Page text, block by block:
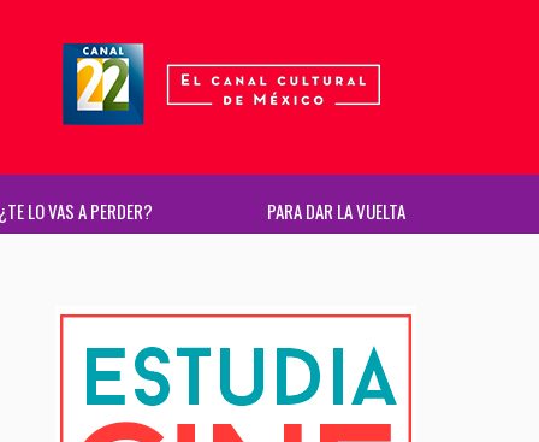
LO VAS A PERDER? PARA DAR LA VUELTA